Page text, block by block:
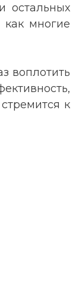
остальных
как многие
воплотить
к